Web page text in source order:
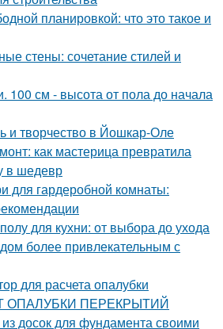
планировкой: что это такое и
стены: сочетание стилей и
100 см - высота от пола до начала
и творчество в Йошкар-Оле
как мастерица превратила
в шедевр
для гардеробной комнаты:
для кухни: от выбора до ухода
более привлекательным с
для расчета опалубки
ОПАЛУБКИ ПЕРЕКРЫТИЙ
досок для фундамента своими